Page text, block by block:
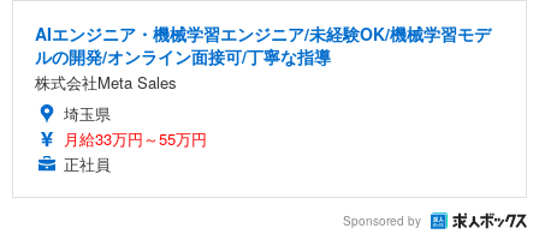
AIエンジニア・機械学習エンジニア/未経験OK/機械学習モデ
ルの開発/オンライン面接可/丁寧な指導
株式会社Meta Sales
埼玉県
月給33万円～55万円
正社員
Sponsored by